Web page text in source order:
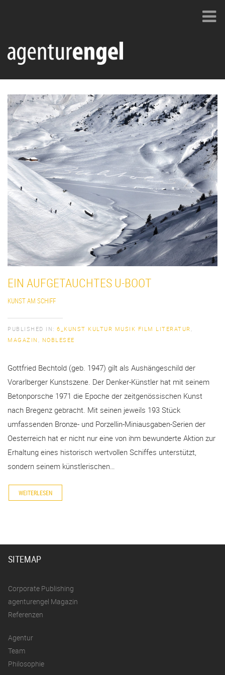
EIN AUFGETAUCHTES U-BOOT
KUNST AM SCHIFF
PUBLISHED IN: 6_KUNST KULTUR MUSIK FILM LITERATUR ,
MAGAZIN , NOBLESEE
Gottfried Bechtold (geb. 1947) gilt als Aushängeschild der
Vorarlberger Kunstszene. Der Denker-Künstler hat mit seinem
Betonporsche 1971 die Epoche der zeitgenössischen Kunst
nach Bregenz gebracht. Mit seinen jeweils 193 Stück
umfassenden Bronze- und Porzellin-Miniausgaben-Serien der
Oesterreich hat er nicht nur eine von ihm bewunderte Aktion zur
Erhaltung eines historisch wertvollen Schiffes unterstützt,
sondern seinem künstlerischen…
WEITERLESEN
SITEMAP
Corporate Publishing
agenturengel Magazin
Referenzen
Agentur
Team
Philosophie